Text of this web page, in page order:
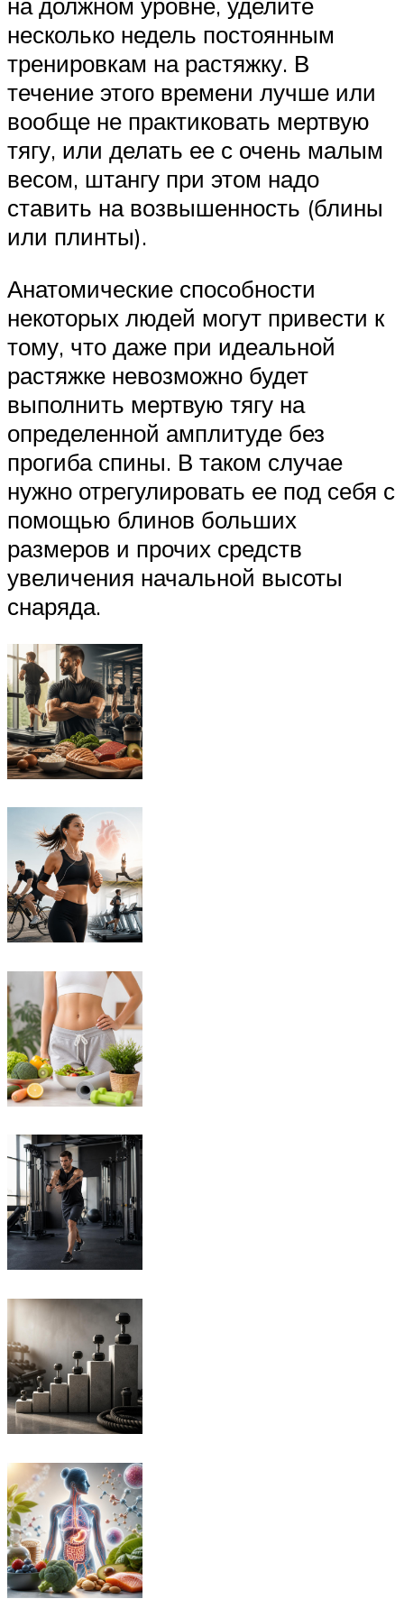
на должном уровне, уделите
несколько недель постоянным
тренировкам на растяжку. В
течение этого времени лучше или
вообще не практиковать мертвую
тягу, или делать ее с очень малым
весом, штангу при этом надо
ставить на возвышенность (блины
или плинты).
Анатомические способности
некоторых людей могут привести к
тому, что даже при идеальной
растяжке невозможно будет
выполнить мертвую тягу на
определенной амплитуде без
прогиба спины. В таком случае
нужно отрегулировать ее под себя с
помощью блинов больших
размеров и прочих средств
увеличения начальной высоты
снаряда.